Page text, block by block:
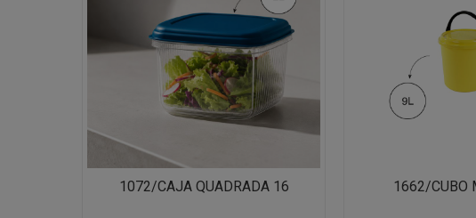
1072/CAJA QUADRADA 16 1662/CUBO